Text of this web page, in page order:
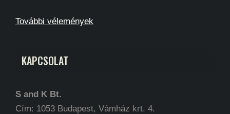
További vélemények
KAPCSOLAT
S and K Bt.
Cím: 1053 Budapest, Vámház krt. 4.